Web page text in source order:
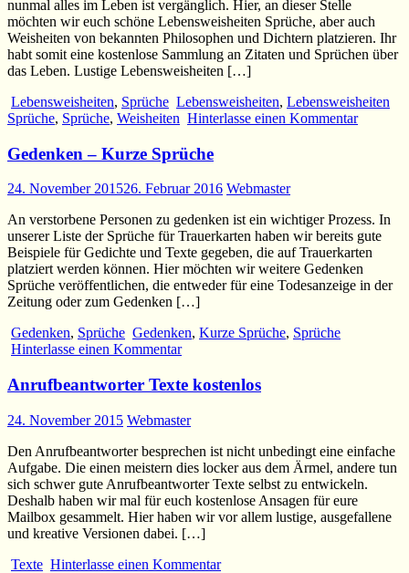
nunmal alles im Leben ist vergänglich. Hier, an dieser Stelle
möchten wir euch schöne Lebensweisheiten Sprüche, aber auch
Weisheiten von bekannten Philosophen und Dichtern platzieren. Ihr
habt somit eine kostenlose Sammlung an Zitaten und Sprüchen über
das Leben. Lustige Lebensweisheiten […]
Lebensweisheiten, Sprüche Lebensweisheiten, Lebensweisheiten
Sprüche, Sprüche, Weisheiten Hinterlasse einen Kommentar
Gedenken – Kurze Sprüche
24. November 201526. Februar 2016 Webmaster
An verstorbene Personen zu gedenken ist ein wichtiger Prozess. In
unserer Liste der Sprüche für Trauerkarten haben wir bereits gute
Beispiele für Gedichte und Texte gegeben, die auf Trauerkarten
platziert werden können. Hier möchten wir weitere Gedenken
Sprüche veröffentlichen, die entweder für eine Todesanzeige in der
Zeitung oder zum Gedenken […]
Gedenken, Sprüche Gedenken, Kurze Sprüche, Sprüche
Hinterlasse einen Kommentar
Anrufbeantworter Texte kostenlos
24. November 2015 Webmaster
Den Anrufbeantworter besprechen ist nicht unbedingt eine einfache
Aufgabe. Die einen meistern dies locker aus dem Ärmel, andere tun
sich schwer gute Anrufbeantworter Texte selbst zu entwickeln.
Deshalb haben wir mal für euch kostenlose Ansagen für eure
Mailbox gesammelt. Hier haben wir vor allem lustige, ausgefallene
und kreative Versionen dabei. […]
Texte Hinterlasse einen Kommentar